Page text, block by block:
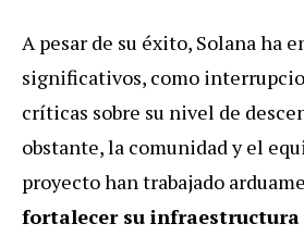
A pesar de su éxito, Solana ha
significativos, como
críticas sobre su nivel de
obstante, la comunidad y el
proyecto han trabajado
fortalecer su infraestructura